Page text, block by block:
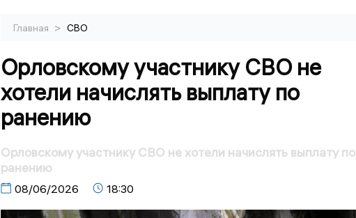
Главная > СВО
Орловскому участнику СВО не
хотели начислять выплату по
ранению
Орловскому участнику СВО не хотели начислять выплату по
ранению
08/06/2026 18:30